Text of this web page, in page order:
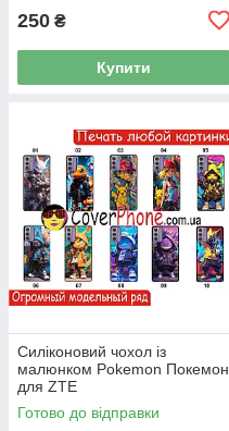
250 ₴
Купити
Силіконовий чохол із
малюнком Pokemon Покемон
для ZTE
Готово до відправки